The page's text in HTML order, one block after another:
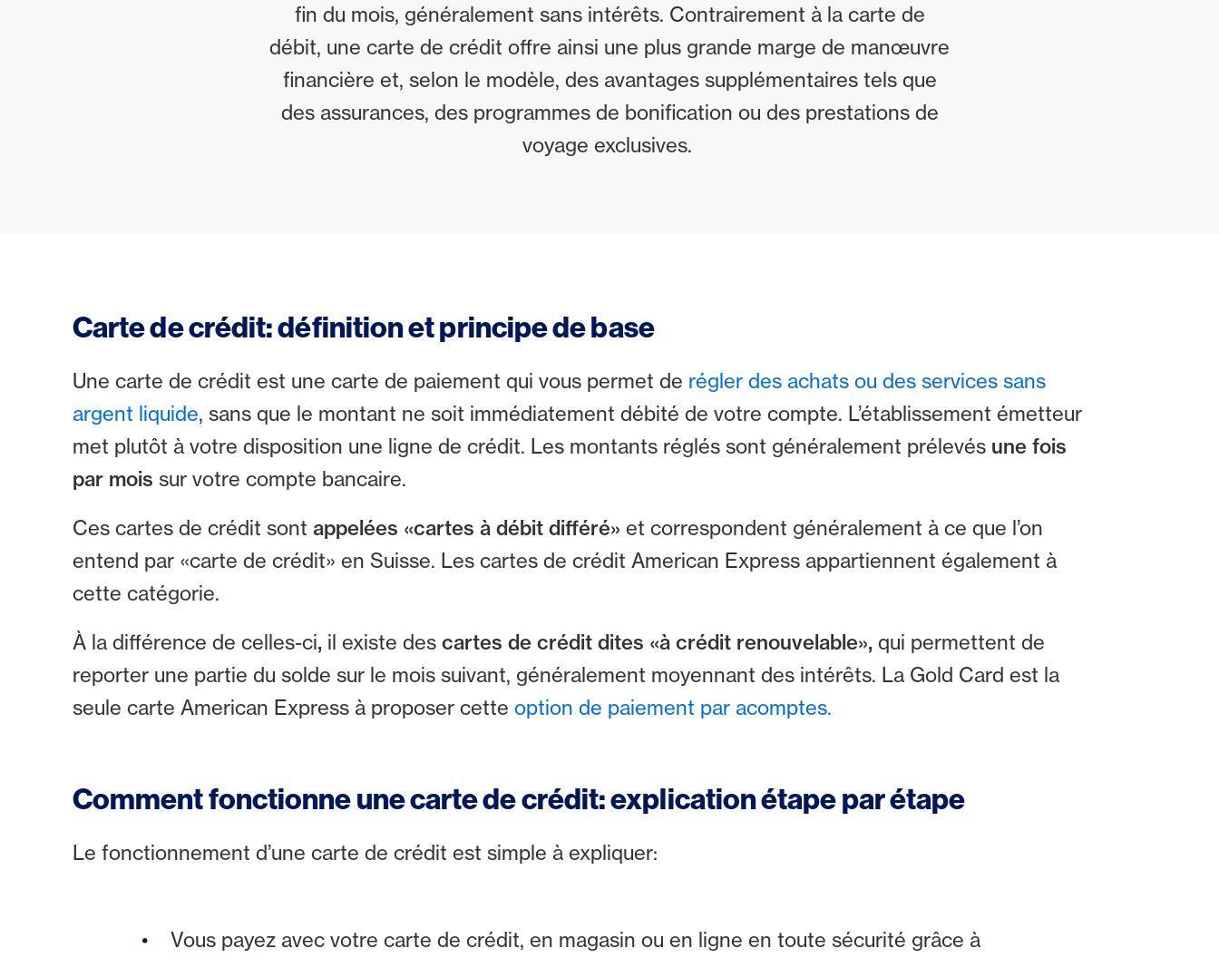
fin du mois, généralement sans intérêts. Contrairement à la carte de
débit, une carte de crédit offre ainsi une plus grande marge de manœuvre
financière et, selon le modèle, des avantages supplémentaires tels que
des assurances, des programmes de bonification ou des prestations de
voyage exclusives.
Carte de crédit: définition et principe de base
Une carte de crédit est une carte de paiement qui vous permet de régler des achats ou des services sans
argent liquide, sans que le montant ne soit immédiatement débité de votre compte. L’établissement émetteur
met plutôt à votre disposition une ligne de crédit. Les montants réglés sont généralement prélevés une fois
par mois sur votre compte bancaire.
Ces cartes de crédit sont appelées «cartes à débit différé» et correspondent généralement à ce que l’on
entend par «carte de crédit» en Suisse. Les cartes de crédit American Express appartiennent également à
cette catégorie.
À la différence de celles-ci, il existe des cartes de crédit dites «à crédit renouvelable», qui permettent de
reporter une partie du solde sur le mois suivant, généralement moyennant des intérêts. La Gold Card est la
seule carte American Express à proposer cette option de paiement par acomptes.
Comment fonctionne une carte de crédit: explication étape par étape
Le fonctionnement d’une carte de crédit est simple à expliquer:
Vous payez avec votre carte de crédit, en magasin ou en ligne en toute sécurité grâce à